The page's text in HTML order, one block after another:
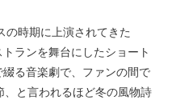
の時期に上演されてきた
ランを舞台にしたショート
る音楽劇で、ファンの間で
と言われるほど冬の風物詩